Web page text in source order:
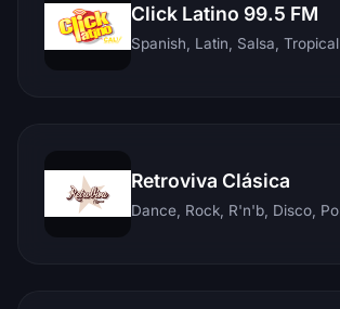
Click Latino 99.5 FM
Spanish, Latin, Salsa, Tropical
Retroviva Clásica